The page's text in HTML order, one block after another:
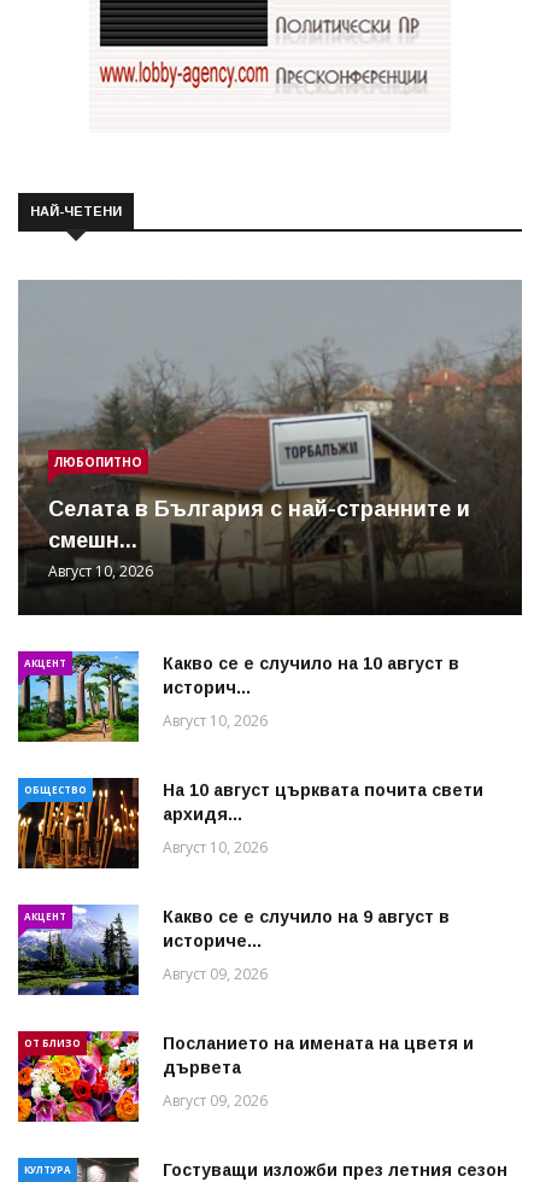
НАЙ-ЧЕТЕНИ
ЛЮБОПИТНО
Cелата в България с най-странните и
смешн...
Август 10, 2026
АКЦЕНТ
Какво се е случило на 10 август в
историч...
Август 10, 2026
ОБЩЕСТВО
На 10 август църквата почита свети
архидя...
Август 10, 2026
АКЦЕНТ
Какво се е случило на 9 август в
историче...
Август 09, 2026
ОТ БЛИЗО
Посланието на имената на цветя и
дървета
Август 09, 2026
КУЛТУРА
Гостуващи изложби през летния сезон